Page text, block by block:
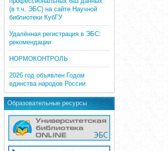
(в т.ч. ЭБС) на сайте Научной
библиотеки КубГУ
Удалённая регистрация в ЭБС:
рекомендации
НОРМОКОНТРОЛЬ
2026 год объявлен Годом
единства народов России
Образовательные ресурсы